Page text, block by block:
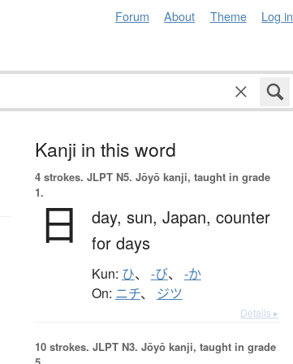
Forum About Theme Log in
Kanji in this word
4 strokes. JLPT N5. Jōyō kanji, taught in grade
1.
日 day, sun, Japan, counter
for days
Kun: ひ、 -び、 -か
On: ニチ、 ジツ
Details ▸
10 strokes. JLPT N3. Jōyō kanji, taught in grade